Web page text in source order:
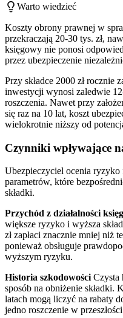
Warto wiedzieć
Koszty obrony prawnej w
przekraczają 20-30 tys. zł,
księgowy nie ponosi
przez ubezpieczenie
Przy składce 2000 zł rocznie
inwestycji wynosi zaledwie
roszczenia. Nawet przy
się raz na 10 lat, koszt
wielokrotnie niższy od
Czynniki wpływające
Ubezpieczyciel ocenia
parametrów, które
składki.
Przychód z działalności
większe ryzyko i wyższa
zł zapłaci znacznie mniej niż
ponieważ obsługuje
wyższym ryzyku.
Historia szkodowościCzysta
sposób na obniżenie składki.
latach mogą liczyć na rabaty
jedno roszczenie w